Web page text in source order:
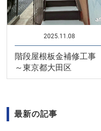
2025.11.08
階段屋根板金補修工事
～東京都大田区
最新の記事